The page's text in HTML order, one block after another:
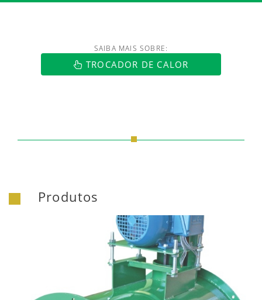
https://www.luftmaxi.com.br/
SAIBA MAIS SOBRE:
TROCADOR DE CALOR
Produtos